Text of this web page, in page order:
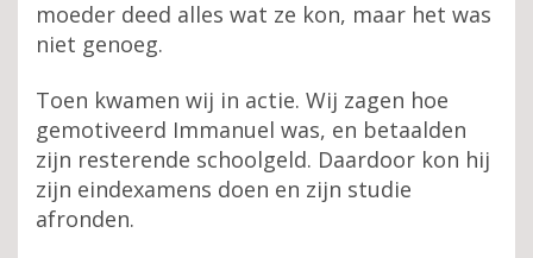
moeder deed alles wat ze kon, maar het was
niet genoeg.
Toen kwamen wij in actie. Wij zagen hoe
gemotiveerd Immanuel was, en betaalden
zijn resterende schoolgeld. Daardoor kon hij
zijn eindexamens doen en zijn studie
afronden.